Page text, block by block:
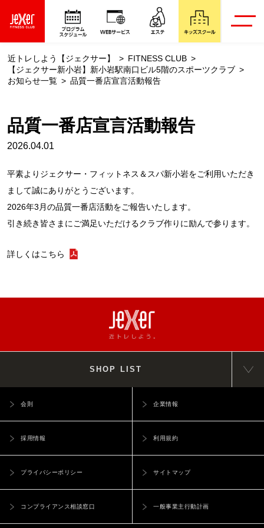
近トレしよう【ジェクサー】
FITNESS CLUB
【ジェクサー新小岩】新小岩駅南口ビル5階のスポーツクラブ
お知らせ一覧
品質一番店宣言活動報告
品質一番店宣言活動報告
2026.04.01
平素よりジェクサー・フィットネス＆スパ新小岩をご利用いただき
まして誠にありがとうございます。
2026年3月の品質一番店活動をご報告いたします。
引き続き皆さまにご満足いただけるクラブ作りに励んで参ります。
詳しくはこちら
SHOP LIST
会則 企業情報
採用情報 利用規約
プライバシーポリシー サイトマップ
コンプライアンス相談窓口 一般事業主行動計画